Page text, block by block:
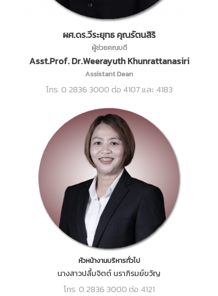
ผศ.ดร.วีระยุทธ คุณรัตนสิริ
ผู้ช่วยคณบดี
Asst.Prof. Dr.Weerayuth Khunrattanasiri
Assistant Dean
โทร. 0 2836 3000 ต่อ 4107 และ 4183
หัวหน้างานบริหารทั่วไป
นางสาวปลื้มจิตต์ นราภิรมย์ขวัญ
โทร. 0 2836 3000 ต่อ 4121